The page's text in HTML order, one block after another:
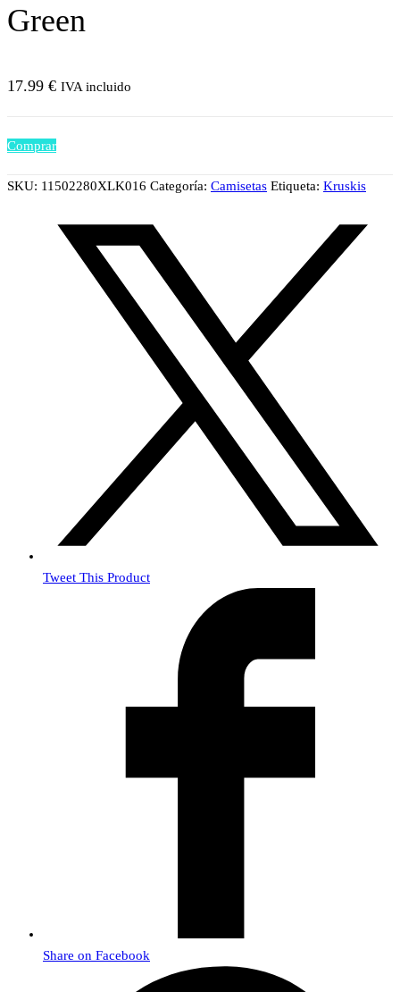
Green
17.99 € IVA incluido
Comprar
SKU: 11502280XLK016 Categoría: Camisetas Etiqueta: Kruskis
Tweet This Product
Share on Facebook